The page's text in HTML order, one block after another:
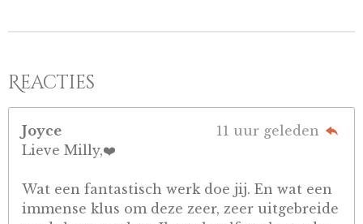
Reacties
Joyce
11 uur geleden
Lieve Milly,❤️
Wat een fantastisch werk doe jij. En wat een
immense klus om deze zeer, zeer uitgebreide